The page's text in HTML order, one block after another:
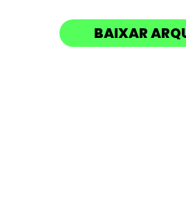
BAIXAR